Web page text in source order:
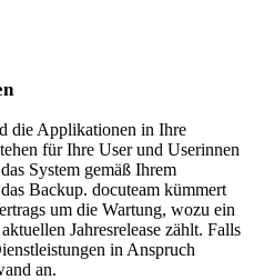
die Applikationen in Ihre
für Ihre User und Userinnen
System gemäß Ihrem
Backup. docuteam kümmert
um die Wartung, wozu ein
Jahresrelease zählt. Falls
in Anspruch
an.